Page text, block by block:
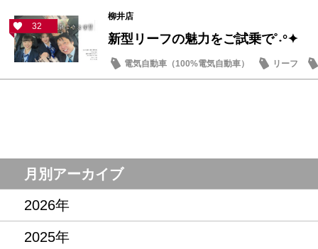
32
柳井店
新型リーフの魅力をご試乗で˚˖°✦
電気自動車（100%電気自動車）
リーフ
記念品・プレゼント
月別アーカイブ
2026年
2025年